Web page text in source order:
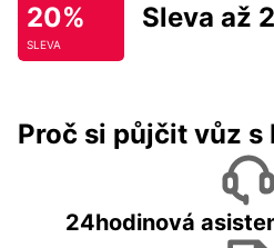
20%
SLEVA
Sleva až
Proč si půjčit vůz s
24hodinová